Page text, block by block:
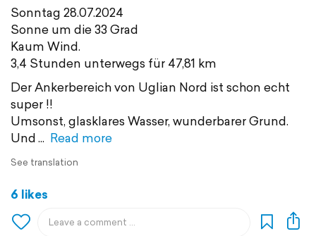
Sonntag 28.07.2024
Sonne um die 33 Grad
Kaum Wind.
3,4 Stunden unterwegs für 47,81 km
Der Ankerbereich von Uglian Nord ist schon echt
super !!
Umsonst, glasklares Wasser, wunderbarer Grund.
Und
Read more
See translation
6 likes